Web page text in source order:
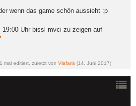
wenn das game schön aussieht :p
19:00 Uhr bissl mvci zu zeigen auf
mal editiert, zuletzt von Vlafaris (14. Juni 2017)